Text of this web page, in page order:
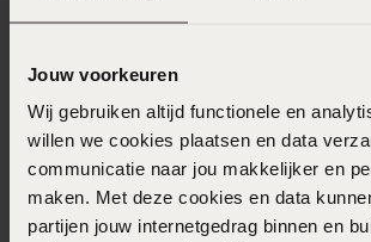
Jouw voorkeuren
Wij gebruiken altijd functionele en
willen we cookies plaatsen en data
communicatie naar jou makkelijker en
maken. Met deze cookies en data
partijen jouw internetgedrag binnen en
13-02-2026 - Hadeel
14-10-2025 - T S.